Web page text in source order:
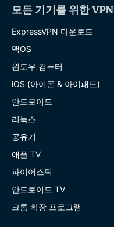
모든 기기를 위한 VPN
ExpressVPN 다운로드
맥OS
윈도우 컴퓨터
iOS (아이폰 & 아이패드)
안드로이드
리눅스
공유기
애플 TV
파이어스틱
안드로이드 TV
크롬 확장 프로그램